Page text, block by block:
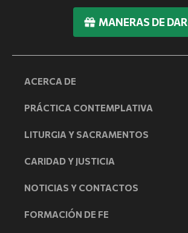
MANERAS DE DAR
ACERCA DE
PRÁCTICA CONTEMPLATIVA
LITURGIA Y SACRAMENTOS
CARIDAD Y JUSTICIA
NOTICIAS Y CONTACTOS
FORMACIÓN DE FE